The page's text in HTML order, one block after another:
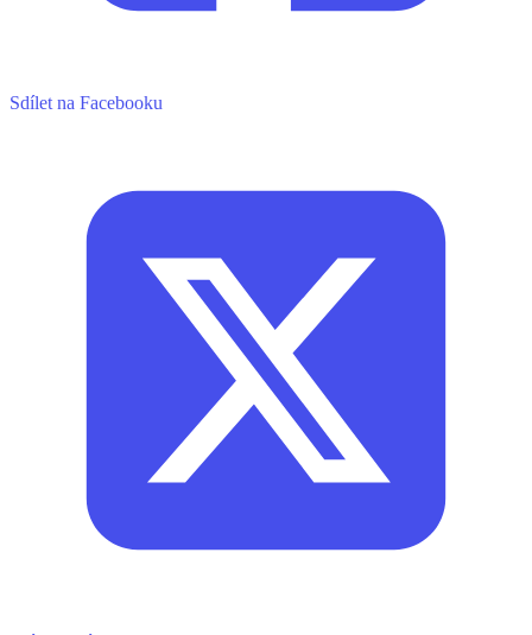
Sdílet na Facebooku